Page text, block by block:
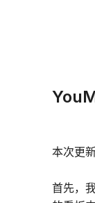
本次更
首先，